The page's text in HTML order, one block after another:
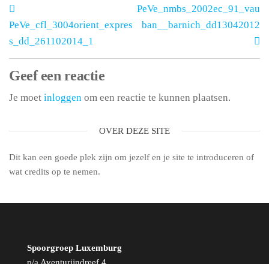
PeVe_cfl_3004orient_expres
s_dd_261102014_1
PeVe_nmbs_2002ec_91_vau
ban__barnich_dd13042012
Geef een reactie
Je moet inloggen om een reactie te kunnen plaatsen.
OVER DEZE SITE
Dit kan een goede plek zijn om jezelf en je site te introduceren of
wat credits op te nemen.
Spoorgroep Luxemburg
p/a Aventurijndreef 4